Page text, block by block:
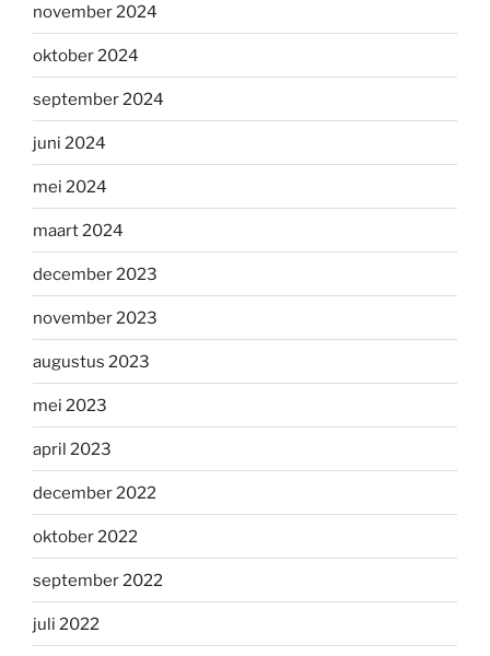
november 2024
oktober 2024
september 2024
juni 2024
mei 2024
maart 2024
december 2023
november 2023
augustus 2023
mei 2023
april 2023
december 2022
oktober 2022
september 2022
juli 2022